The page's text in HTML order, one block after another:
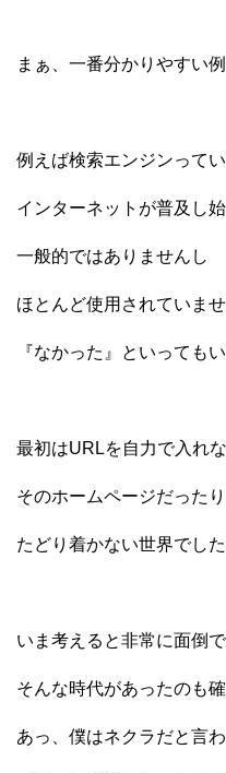
まぁ、一番分かりやすい
例えば検索エンジンってい
インターネットが普及し
一般的ではありませんし
ほとんど使用されていませ
『なかった』といっても
最初はURLを自力で入れ
そのホームページだった
たどり着かない世界でした
いま考えると非常に面倒で
そんな時代があったのも
あっ、僕はネクラだと言